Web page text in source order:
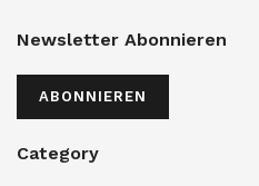
Newsletter Abonnieren
ABONNIEREN
Category